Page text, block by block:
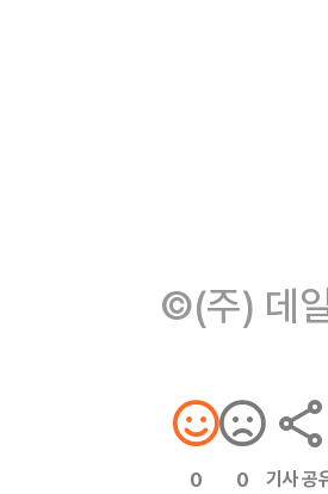
©(주) 데
0 0 기사 공